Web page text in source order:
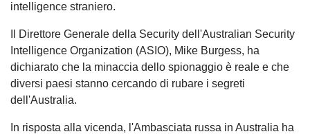
intelligence straniero.
Il Direttore Generale della Security dell'Australian Security
Intelligence Organization (ASIO), Mike Burgess, ha
dichiarato che la minaccia dello spionaggio è reale e che
diversi paesi stanno cercando di rubare i segreti
dell'Australia.
In risposta alla vicenda, l'Ambasciata russa in Australia ha